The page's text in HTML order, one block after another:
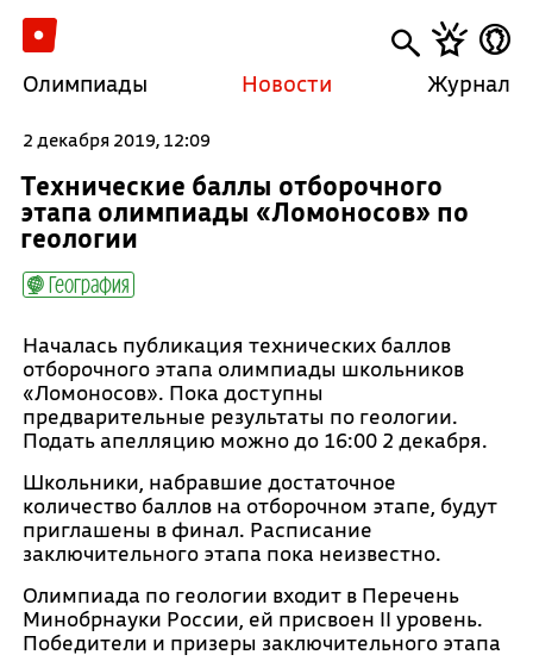
Олимпиады Новости Журнал
2 декабря 2019, 12:09
Технические баллы отборочного
этапа олимпиады «Ломоносов» по
геологии
География
Началась публикация технических баллов
отборочного этапа олимпиады школьников
«Ломоносов». Пока доступны
предварительные результаты по геологии.
Подать апелляцию можно до 16:00 2 декабря.
Школьники, набравшие достаточное
количество баллов на отборочном этапе, будут
приглашены в финал. Расписание
заключительного этапа пока неизвестно.
Олимпиада по геологии входит в Перечень
Минобрнауки России, ей присвоен II уровень.
Победители и призеры заключительного этапа